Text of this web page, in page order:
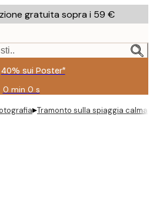
gratuita sopra i 59 €
40% sui Poster*
0 min 0 s
Valido
fino
a: ▸Tramonto sulla spiaggia calma